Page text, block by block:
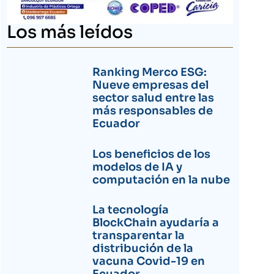
Los más leídos
Ranking Merco ESG:
Nueve empresas del
sector salud entre las
más responsables de
Ecuador
Los beneficios de los
modelos de IA y
computación en la nube
La tecnología
BlockChain ayudaría a
transparentar la
distribución de la
vacuna Covid-19 en